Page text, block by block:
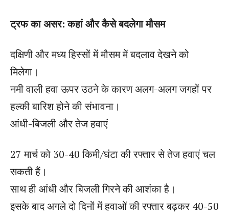
ट्रफ का असर: कहां और कैसे बदलेगा मौसम
दक्षिणी और मध्य हिस्सों में मौसम में बदलाव देखने को
मिलेगा।
नमी वाली हवा ऊपर उठने के कारण अलग-अलग जगहों पर
हल्की बारिश होने की संभावना।
आंधी-बिजली और तेज हवाएं
27 मार्च को 30-40 किमी/घंटा की रफ्तार से तेज हवाएं चल
सकती हैं।
साथ ही आंधी और बिजली गिरने की आशंका है।
इसके बाद अगले दो दिनों में हवाओं की रफ्तार बढ़कर 40-50